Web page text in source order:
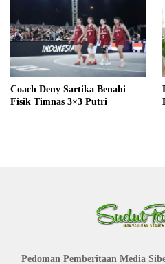
Coach Deny Sartika Benahi
Fisik Timnas 3×3 Putri
Pedoman Pemberitaan Media